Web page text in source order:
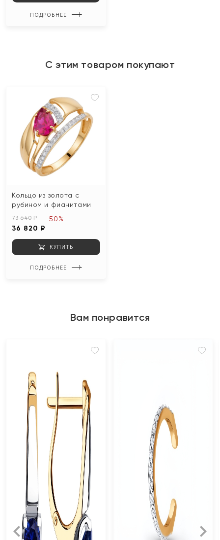
ПОДРОБНЕЕ
С этим товаром покупают
Кольцо из золота с
рубином и фианитами
73 640 ₽
36 820 ₽
-50%
КУПИТЬ
ПОДРОБНЕЕ
Вам понравится